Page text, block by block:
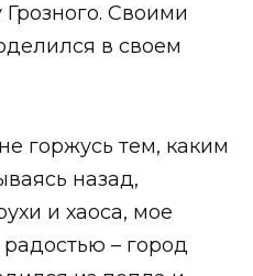
Своими
в своем
горжусь тем, каким
назад,
и хаоса, мое
– город